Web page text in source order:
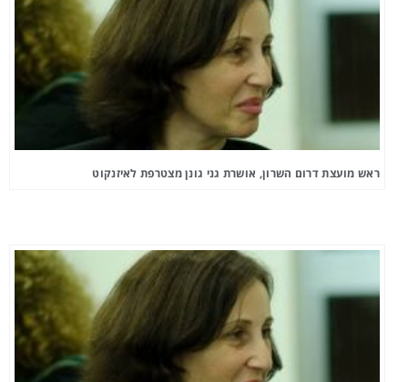
ראש מועצת דרום השרון, אושרת גני גונן מצטרפת לאיזנקוט